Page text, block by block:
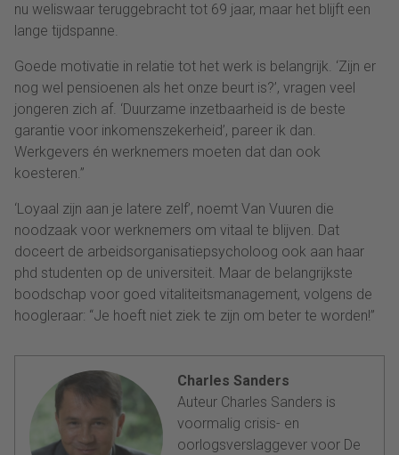
nu weliswaar teruggebracht tot 69 jaar, maar het blijft een
lange tijdspanne.
Goede motivatie in relatie tot het werk is belangrijk. ‘Zijn er
nog wel pensioenen als het onze beurt is?’, vragen veel
jongeren zich af. ‘Duurzame inzetbaarheid is de beste
garantie voor inkomenszekerheid’, pareer ik dan.
Werkgevers én werknemers moeten dat dan ook
koesteren.”
‘Loyaal zijn aan je latere zelf’, noemt Van Vuuren die
noodzaak voor werknemers om vitaal te blijven. Dat
doceert de arbeidsorganisatiepsycholoog ook aan haar
phd studenten op de universiteit. Maar de belangrijkste
boodschap voor goed vitaliteitsmanagement, volgens de
hoogleraar: “Je hoeft niet ziek te zijn om beter te worden!”
Charles Sanders
Auteur Charles Sanders is
voormalig crisis- en
oorlogsverslaggever voor De